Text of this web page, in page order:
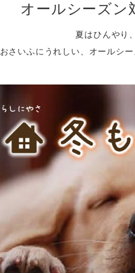
オールシーズン
夏はひんやり
おさいふにうれしい、オールシ